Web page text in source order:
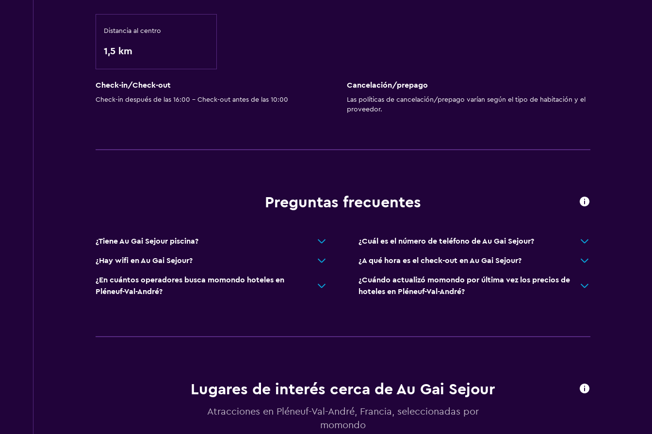
Distancia al centro
1,5 km
Check-in/Check-out
Check-in después de las 16:00 - Check-out antes de las 10:00
Cancelación/prepago
Las políticas de cancelación/prepago varían según el tipo de habitación y el
proveedor.
Preguntas frecuentes
¿Tiene Au Gai Sejour piscina? ¿Cuál es el número de teléfono de Au Gai Sejour?
¿Hay wifi en Au Gai Sejour? ¿A qué hora es el check-out en Au Gai Sejour?
¿En cuántos operadores busca momondo hoteles en
Pléneuf-Val-André?
¿Cuándo actualizó momondo por última vez los precios de
hoteles en Pléneuf-Val-André?
Lugares de interés cerca de Au Gai Sejour
Atracciones en Pléneuf-Val-André, Francia, seleccionadas por
momondo